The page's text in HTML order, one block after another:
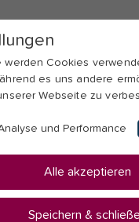
werden Cookies
es uns andere
Webseite zu
und Performance
Alle akzeptieren
Speichern &